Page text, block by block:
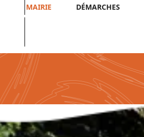
MAIRIE DÉMARCHES